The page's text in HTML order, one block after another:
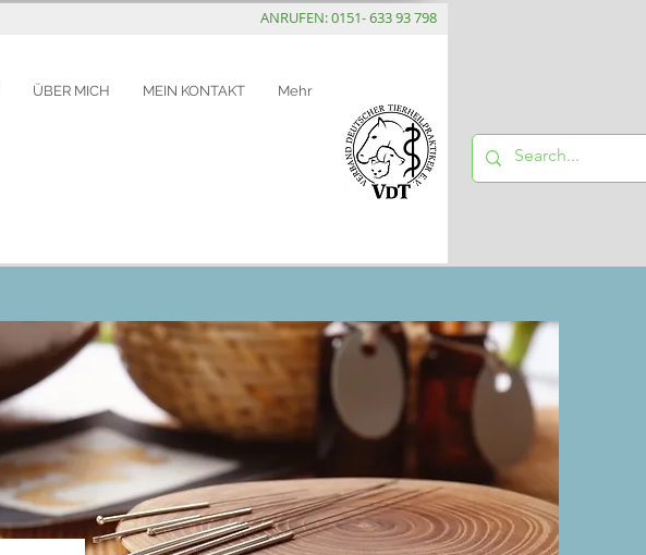
ANRUFEN: 0151- 633 93 798
ÜBER MICH MEIN KONTAKT Mehr